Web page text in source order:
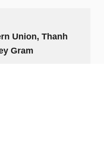
Union, Thanh
Gram